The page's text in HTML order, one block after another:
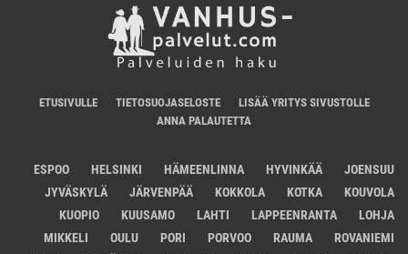
ETUSIVULLE TIETOSUOJASELOSTE
LISÄÄ YRITYS SIVUSTOLLE
ANNA PALAUTETTA
ESPOO HELSINKI HÄMEENLINNA HYVINKÄÄ
JOENSUU
JYVÄSKYLÄ
JÄRVENPÄÄ KOKKOLA KOTKA
KOUVOLA
KUOPIO
KUUSAMO LAHTI LAPPEENRANTA
LOHJA
MIKKELI
OULU PORI PORVOO RAUMA
ROVANIEMI